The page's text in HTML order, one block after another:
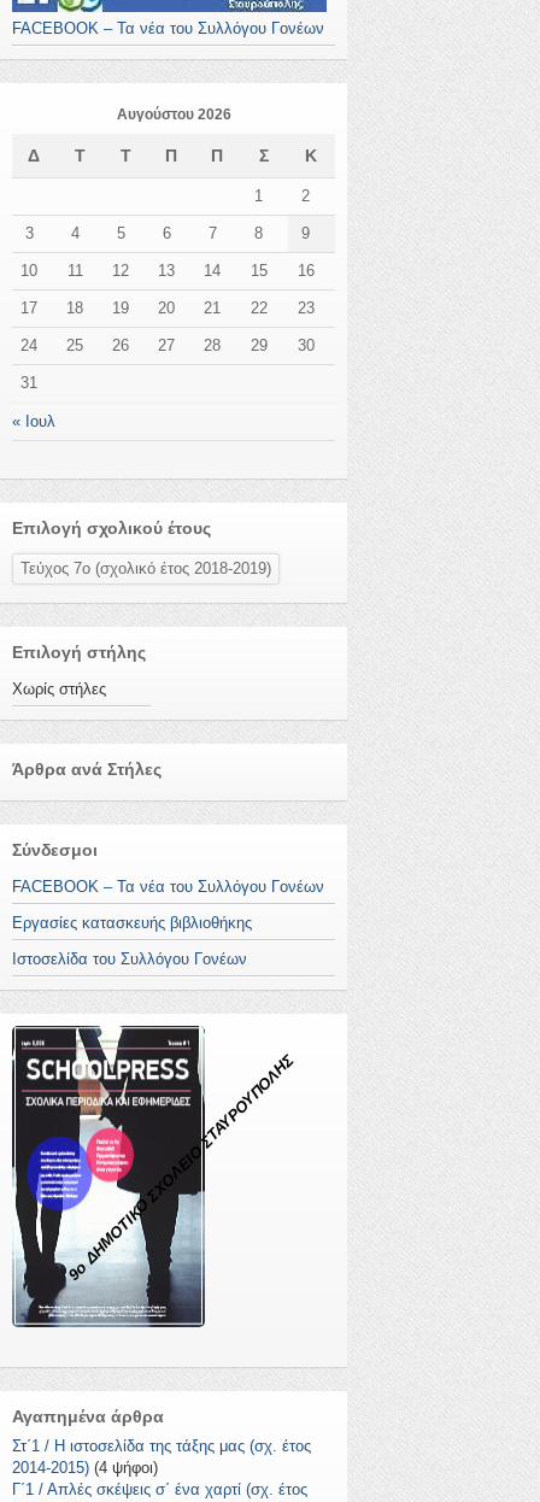
FACEBOOK – Τα νέα του Συλλόγου Γονέων
Αυγούστου 2026
Δ Τ Τ Π Π Σ Κ
« Ιουλ
1 2
3 4 5 6 7 8 9
10 11 12 13 14 15 16
17 18 19 20 21 22 23
24 25 26 27 28 29 30
31
Επιλογή σχολικού έτους
Τεύχος 7ο (σχολικό έτος 2018-2019)
Επιλογή στήλης
Χωρίς στήλες
Άρθρα ανά Στήλες
Σύνδεσμοι
FACEBOOK – Τα νέα του Συλλόγου Γονέων
Εργασίες κατασκευής βιβλιοθήκης
Ιστοσελίδα του Συλλόγου Γονέων
9ο ΔΗΜΟΤΙΚΟ ΣΧΟΛΕΙΟ ΣΤΑΥΡΟΥΠΟΛΗΣ
Αγαπημένα άρθρα
Στ΄1 / Η ιστοσελίδα της τάξης μας (σχ. έτος
2014-2015) (4 ψήφοι)
Γ΄1 / Απλές σκέψεις σ΄ ένα χαρτί (σχ. έτος